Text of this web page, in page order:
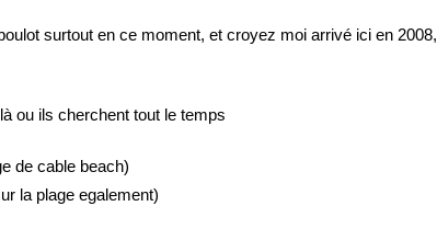
surtout en ce moment, et croyez moi arrivé ici en 2008,
ou ils cherchent tout le temps
de cable beach)
la plage egalement)